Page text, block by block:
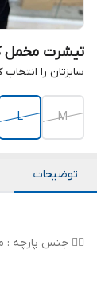
تیشرت مخمل
سایزتان را انتخاب
M
L
توضیحات
👌🏻 جنس پارچه :